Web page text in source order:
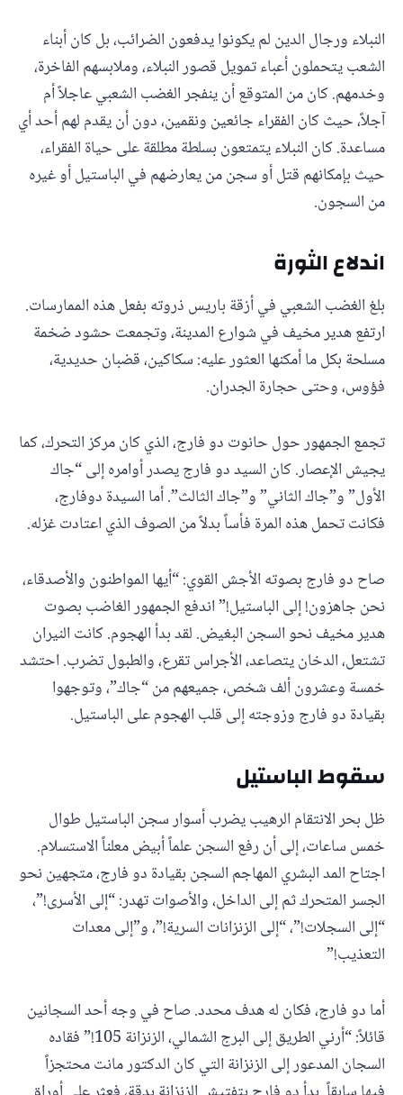
النبلاء ورجال الدين لم يكونوا يدفعون الضرائب، بل كان أبناء
الشعب يتحملون أعباء تمويل قصور النبلاء، وملابسهم الفاخرة،
وخدمهم. كان من المتوقع أن ينفجر الغضب الشعبي عاجلاً أم
آجلاً، حيث كان الفقراء جائعين ونقمين، دون أن يقدم لهم أحد أي
مساعدة. كان النبلاء يتمتعون بسلطة مطلقة على حياة الفقراء،
حيث بإمكانهم قتل أو سجن من يعارضهم في الباستيل أو غيره
من السجون.
اندلاع الثورة
بلغ الغضب الشعبي في أزقة باريس ذروته بفعل هذه الممارسات.
ارتفع هدير مخيف في شوارع المدينة، وتجمعت حشود ضخمة
مسلحة بكل ما أمكنها العثور عليه: سكاكين، قضبان حديدية،
فؤوس، وحتى حجارة الجدران.
تجمع الجمهور حول حانوت دو فارج، الذي كان مركز التحرك، كما
يجيش الإعصار. كان السيد دو فارج يصدر أوامره إلى “جاك
الأول” و”جاك الثاني” و”جاك الثالث”. أما السيدة دوفارج،
فكانت تحمل هذه المرة فأساً بدلاً من الصوف الذي اعتادت غزله.
صاح دو فارج بصوته الأجش القوي: “أيها المواطنون والأصدقاء،
نحن جاهزون! إلى الباستيل!” اندفع الجمهور الغاضب بصوت
هدير مخيف نحو السجن البغيض. لقد بدأ الهجوم. كانت النيران
تشتعل، الدخان يتصاعد، الأجراس تقرع، والطبول تضرب. احتشد
خمسة وعشرون ألف شخص، جميعهم من “جاك”، وتوجهوا
بقيادة دو فارج وزوجته إلى قلب الهجوم على الباستيل.
سقوط الباستيل
ظل بحر الانتقام الرهيب يضرب أسوار سجن الباستيل طوال
خمس ساعات، إلى أن رفع السجن علماً أبيض معلناً الاستسلام.
اجتاح المد البشري المهاجم السجن بقيادة دو فارج، متجهين نحو
الجسر المتحرك ثم إلى الداخل، والأصوات تهدر: “إلى الأسرى!”،
“إلى السجلات!”، “إلى الزنزانات السرية!”، و”إلى معدات
التعذيب!”
أما دو فارج، فكان له هدف محدد. صاح في وجه أحد السجانين
قائلاً: “أرني الطريق إلى البرج الشمالي، الزنزانة 105!” فقاده
السجان المدعور إلى الزنزانة التي كان الدكتور مانت محتجزاً